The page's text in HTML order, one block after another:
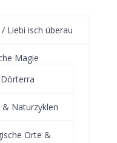
Liebi isch überau
Magie
Dörterra
Naturzyklen
Orte &